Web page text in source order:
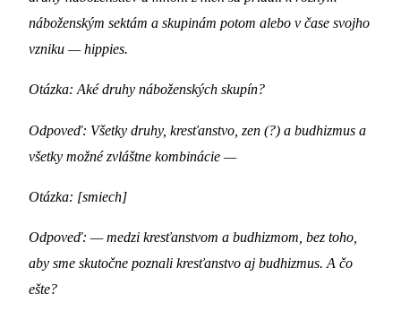
náboženským sektám a skupinám potom alebo v čase svojho
vzniku — hippies.
Otázka: Aké druhy náboženských skupín?
Odpoveď: Všetky druhy, kresťanstvo, zen (?) a budhizmus a
všetky možné zvláštne kombinácie —
Otázka: [smiech]
Odpoveď: — medzi kresťanstvom a budhizmom, bez toho,
aby sme skutočne poznali kresťanstvo aj budhizmus. A čo
ešte?